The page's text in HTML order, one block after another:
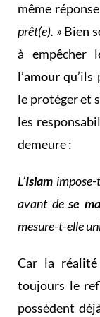
même
prêt(e). » Bien
à empêcher
l’amour
le protéger et
les
demeure :
L’Islam
avant de se
mesure-t-elle
Car la
toujours le
possèdent